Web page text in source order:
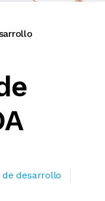
de desarrollo